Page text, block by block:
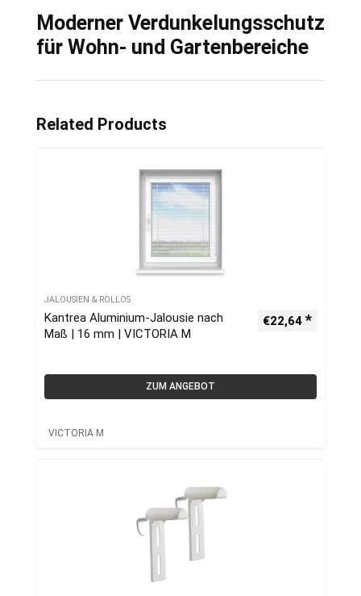
Moderner Verdunkelungsschutz
für Wohn- und Gartenbereiche
Related Products
JALOUSIEN & ROLLOS
Kantrea Aluminium-Jalousie nach
Maß | 16 mm | VICTORIA M
€22,64
ZUM ANGEBOT
VICTORIA M